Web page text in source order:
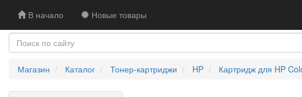
В начало Новые товары
Магазин Каталог Тонер-картриджи HP Картридж для HP